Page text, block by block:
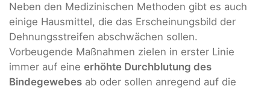
Neben den Medizinischen Methoden gibt es auch
einige Hausmittel, die das Erscheinungsbild der
Dehnungsstreifen abschwächen sollen.
Vorbeugende Maßnahmen zielen in erster Linie
immer auf eine erhöhte Durchblutung des
Bindegewebes ab oder sollen anregend auf die